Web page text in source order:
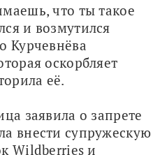
что ты такое
и возмутился
Курчевнёва
оскорбляет
её.
заявила о запрете
внести супружескую
Wildberries и